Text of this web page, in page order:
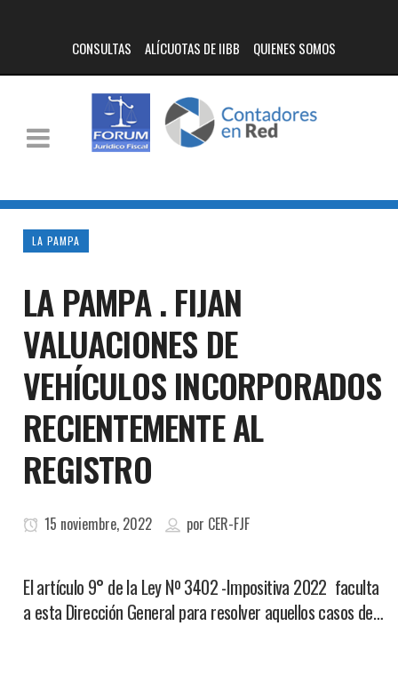
CONSULTAS ALÍCUOTAS DE IIBB QUIENES SOMOS
LA PAMPA
LA PAMPA . FIJAN
VALUACIONES DE
VEHÍCULOS INCORPORADOS
RECIENTEMENTE AL
REGISTRO
15 noviembre, 2022 por CER-FJF
El artículo 9° de la Ley Nº 3402 -Impositiva 2022 faculta
a esta Dirección General para resolver aquellos casos de…